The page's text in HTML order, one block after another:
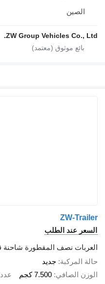
ZW Group Vehicles
ZW-
عند الطلب
نصف المقطورة شاحنة قلابة
جديد
الصافي
7.500 كجم عدد المحاور